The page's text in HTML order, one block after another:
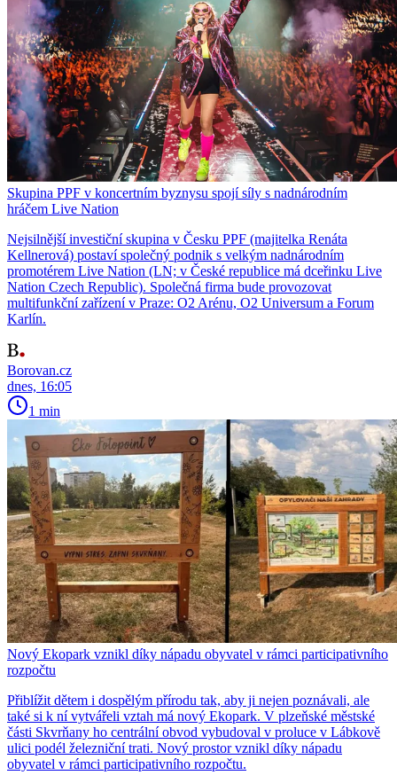
Skupina PPF v koncertním byznysu spojí síly s nadnárodním
hráčem Live Nation
Nejsilnější investiční skupina v Česku PPF (majitelka Renáta
Kellnerová) postaví společný podnik s velkým nadnárodním
promotérem Live Nation (LN; v České republice má dceřinku Live
Nation Czech Republic). Společná firma bude provozovat
multifunkční zařízení v Praze: O2 Arénu, O2 Universum a Forum
Karlín.
Borovan.cz
dnes, 16:05
1 min
Nový Ekopark vznikl díky nápadu obyvatel v rámci participativního
rozpočtu
Přiblížit dětem i dospělým přírodu tak, aby ji nejen poznávali, ale
také si k ní vytvářeli vztah má nový Ekopark. V plzeňské městské
části Skvrňany ho centrální obvod vybudoval v proluce v Lábkově
ulici podél železniční trati. Nový prostor vznikl díky nápadu
obyvatel v rámci participativního rozpočtu.